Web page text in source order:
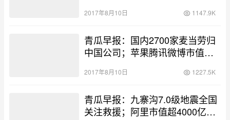
2017年8月10日 1147.9K
青瓜早报：国内2700家麦当劳归
中国公司；苹果腾讯微博市值均
赛项目…
2017年8月10日 1227.5K
青瓜早报：九寨沟7.0级地震全国
关注救援；阿里市值超4000亿美